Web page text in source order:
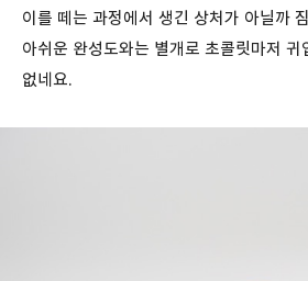
이를 떼는 과정에서 생긴 상처가 아닐까
아쉬운 완성도와는 별개로 초콜릿마저 귀
없네요.